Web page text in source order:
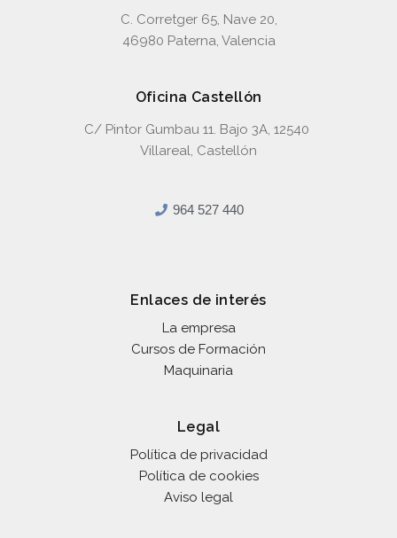
C. Corretger 65, Nave 20,
46980 Paterna, Valencia
Oficina Castellón
C/ Pintor Gumbau 11. Bajo 3A, 12540
Villareal, Castellón
964 527 440
Enlaces de interés
La empresa
Cursos de Formación
Maquinaria
Legal
Política de privacidad
Política de cookies
Aviso legal